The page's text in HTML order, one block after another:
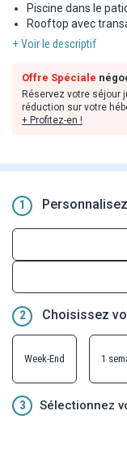
Piscine dans le
Rooftop avec
+ Voir le descriptif
Offre Spéciale
Réservez votre séjour
réduction sur votre
uniquement.
+ Profitez-en !
1
2 Choisissez
Week-End 1
3 Sélectionnez